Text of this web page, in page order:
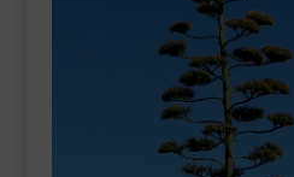
COMPLEMENTOS JARDÍN
HORARIO GARDEN